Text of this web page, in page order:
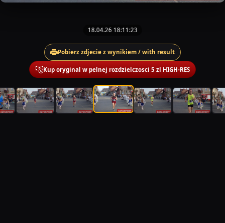
18.04.26 18:11:23
Pobierz zdjecie z wynikiem / with result
Kup oryginal w pelnej rozdzielczosci 5 zl HIGH-RES